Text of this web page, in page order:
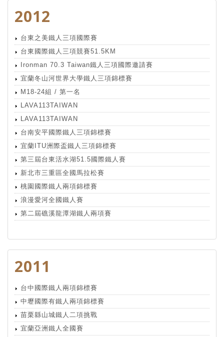
2012
台東之美鐵人三項國際賽
台東國際鐵人三項競賽51.5KM
Ironman 70.3 Taiwan鐵人三項國際邀請賽
宜蘭冬山河世界大學鐵人三項錦標賽
M18-24組 / 第一名
LAVA113TAIWAN
LAVA113TAIWAN
台南安平國際鐵人三項錦標賽
宜蘭ITU洲際盃鐵人三項錦標賽
第三屆台東活水湖51.5國際鐵人賽
新北市三重區全國馬拉松賽
桃園國際鐵人兩項錦標賽
浪漫愛河全國鐵人賽
第二屆礁溪龍潭湖鐵人兩項賽
2011
台中國際鐵人兩項錦標賽
中壢國際有鐵人兩項錦標賽
苗栗縣山城鐵人二項挑戰
宜蘭亞洲鐵人全國賽